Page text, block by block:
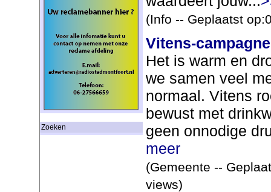
Zoeken
(Info -- Geplaatst
Vitens-
Het is warm en
we samen veel
normaal. Vitens
bewust met
geen onnodige
meer
(Gemeente --
views)